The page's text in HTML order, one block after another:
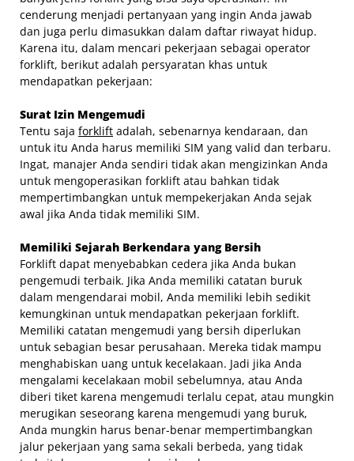
cenderung menjadi pertanyaan yang ingin Anda jawab
dan juga perlu dimasukkan dalam daftar riwayat hidup.
Karena itu, dalam mencari pekerjaan sebagai operator
forklift, berikut adalah persyaratan khas untuk
mendapatkan pekerjaan:
Surat Izin Mengemudi
Tentu saja forklift adalah, sebenarnya kendaraan, dan
untuk itu Anda harus memiliki SIM yang valid dan terbaru.
Ingat, manajer Anda sendiri tidak akan mengizinkan Anda
untuk mengoperasikan forklift atau bahkan tidak
mempertimbangkan untuk mempekerjakan Anda sejak
awal jika Anda tidak memiliki SIM.
Memiliki Sejarah Berkendara yang Bersih
Forklift dapat menyebabkan cedera jika Anda bukan
pengemudi terbaik. Jika Anda memiliki catatan buruk
dalam mengendarai mobil, Anda memiliki lebih sedikit
kemungkinan untuk mendapatkan pekerjaan forklift.
Memiliki catatan mengemudi yang bersih diperlukan
untuk sebagian besar perusahaan. Mereka tidak mampu
menghabiskan uang untuk kecelakaan. Jadi jika Anda
mengalami kecelakaan mobil sebelumnya, atau Anda
diberi tiket karena mengemudi terlalu cepat, atau mungkin
merugikan seseorang karena mengemudi yang buruk,
Anda mungkin harus benar-benar mempertimbangkan
jalur pekerjaan yang sama sekali berbeda, yang tidak